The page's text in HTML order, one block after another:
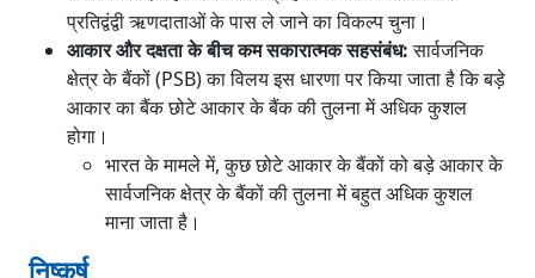
प्रतिद्वंद्वी ऋणदाताओं के पास ले जाने का विकल्प चुना।
आकार और दक्षता के बीच कम सकारात्मक सहसंबंध:सार्वजनिक
क्षेत्र के बैंकों (PSB) का विलय इस धारणा पर किया जाता है कि बड़े
आकार का बैंक छोटे आकार के बैंक की तुलना में अधिक कुशल
होगा।
भारत के मामले में, कुछ छोटे आकार के बैंकों को बड़े आकार के
सार्वजनिक क्षेत्र के बैंकों की तुलना में बहुत अधिक कुशल
माना जाता है।